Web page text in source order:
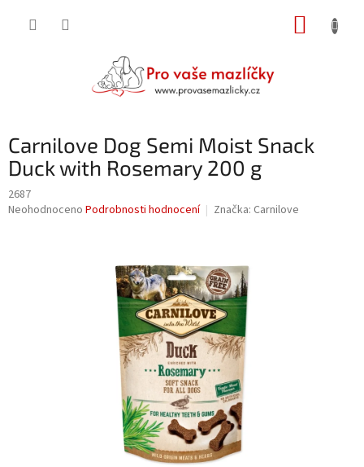
Carnilove Dog Semi Moist Snack
Duck with Rosemary 200 g
2687
Průměrné
Neohodnoceno Podrobnosti hodnocení Značka: Carnilove